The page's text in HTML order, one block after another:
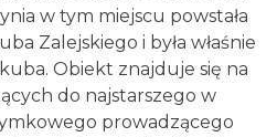
w tym miejscu powstała
Zalejskiego i była właśnie
Obiekt znajduje się na
do najstarszego w
prowadzącego